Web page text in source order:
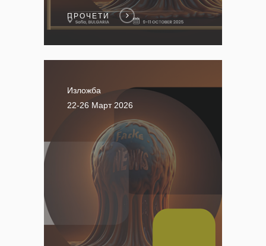
ПРОЧЕТИ
Изложба
22-26 Март 2026